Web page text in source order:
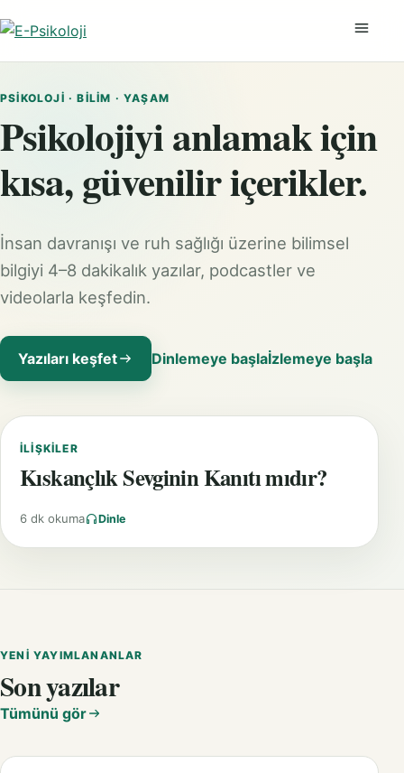
PSIKOLOJI · BILIM · YAŞAM
Psikolojiyi anlamak için
kısa, güvenilir içerikler.
İnsan davranışı ve ruh sağlığı üzerine bilimsel
bilgiyi 4–8 dakikalık yazılar, podcastler ve
videolarla keşfedin.
Yazıları keşfet Dinlemeye başlaİzlemeye başla
İLIŞKILER
Kıskançlık Sevginin Kanıtı mıdır?
6 dk okuma Dinle
YENI YAYIMLANANLAR
Son yazılar
Tümünü gör